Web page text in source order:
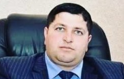
“Bu siyahıda yaddan
var”